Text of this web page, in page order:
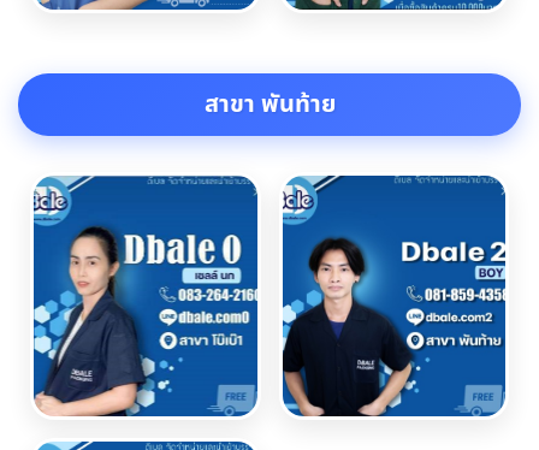
สาขา พันท้าย